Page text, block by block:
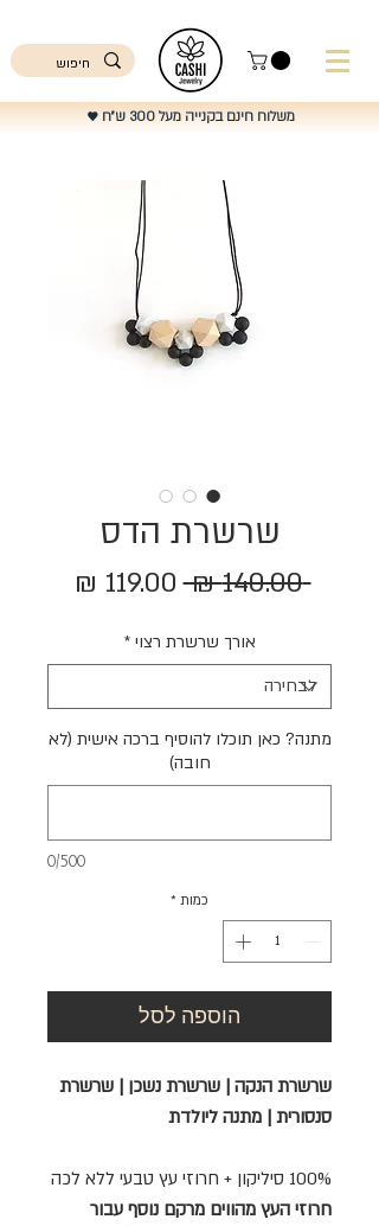
♥️ משלוח חינם בקנייה מעל 300 ש"ח
שרשרת הדס
‏140.00 ‏₪
מחיר
אורך שרשרת רצוי *
מתנה? כאן תוכלו להוסיף ברכה אישית (לא
חובה)
0/500
כמות *
הוספה לסל
שרשרת הנקה | שרשרת נשכן | שרשרת
סנסורית | מתנה ליולדת
100% סיליקון + חרוזי עץ טבעי ללא לכה
חרוזי העץ מהווים מרקם נוסף עבור